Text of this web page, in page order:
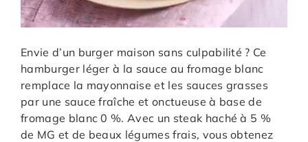
Envie d’un burger maison sans culpabilité ? Ce
hamburger léger à la sauce au fromage blanc
remplace la mayonnaise et les sauces grasses
par une sauce fraîche et onctueuse à base de
fromage blanc 0 %. Avec un steak haché à 5 %
de MG et de beaux légumes frais, vous obtenez